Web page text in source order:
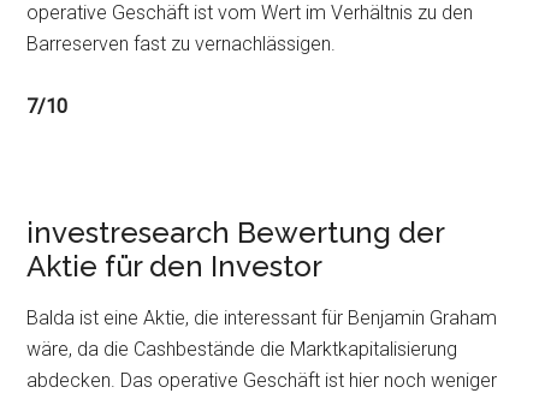
operative Geschäft ist vom Wert im Verhältnis zu den
Barreserven fast zu vernachlässigen.
7/10
investresearch Bewertung der
Aktie für den Investor
Balda ist eine Aktie, die interessant für Benjamin Graham
wäre, da die Cashbestände die Marktkapitalisierung
abdecken. Das operative Geschäft ist hier noch weniger